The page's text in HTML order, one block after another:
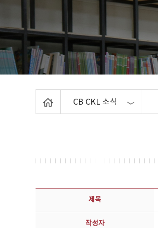
CB CKL 소식
공지사항 상세보기 - 제목, 담당부서, 담당자, 담당연락처, 내용, 첨부파일 정보 제공
제목
작성자